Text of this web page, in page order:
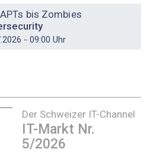
bis Zombies
- 09:00 Uhr
Der Schweizer IT-Channel
IT-Markt Nr.
5/2026